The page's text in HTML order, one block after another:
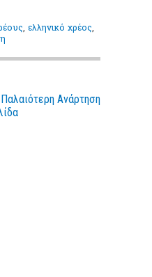
ελληνικό χρέος
Παλαιότερη Ανάρτηση